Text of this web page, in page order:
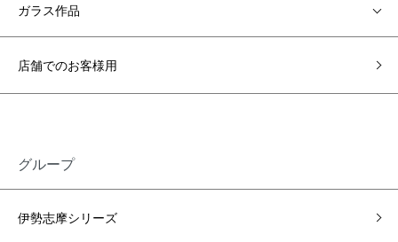
ガラス作品
店舗でのお客様用
グループ
伊勢志摩シリーズ